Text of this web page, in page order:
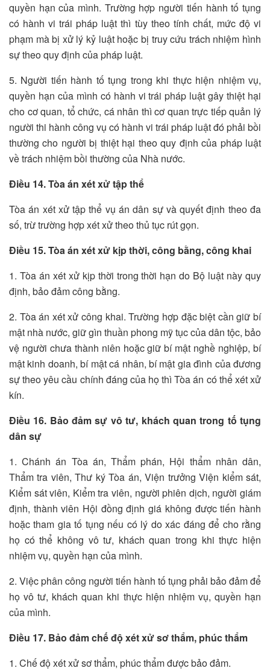
quyền hạn của mình. Trường hợp người tiến hành tố tụng
có hành vi trái pháp luật thì tùy theo tính chất, mức độ vi
phạm mà bị xử lý kỷ luật hoặc bị truy cứu trách nhiệm hình
sự theo quy định của pháp luật.
5. Người tiến hành tố tụng trong khi thực hiện nhiệm vụ,
quyền hạn của mình có hành vi trái pháp luật gây thiệt hại
cho cơ quan, tổ chức, cá nhân thì cơ quan trực tiếp quản lý
người thi hành công vụ có hành vi trái pháp luật đó phải bồi
thường cho người bị thiệt hại theo quy định của pháp luật
về trách nhiệm bồi thường của Nhà nước.
Điều 14. Tòa án xét xử tập thể
Tòa án xét xử tập thể vụ án dân sự và quyết định theo đa
số, trừ trường hợp xét xử theo thủ tục rút gọn.
Điều 15. Tòa án xét xử kịp thời, công bằng, công khai
1. Tòa án xét xử kịp thời trong thời hạn do Bộ luật này quy
định, bảo đảm công bằng.
2. Tòa án xét xử công khai. Trường hợp đặc biệt cần giữ bí
mật nhà nước, giữ gìn thuần phong mỹ tục của dân tộc, bảo
vệ người chưa thành niên hoặc giữ bí mật nghề nghiệp, bí
mật kinh doanh, bí mật cá nhân, bí mật gia đình của đương
sự theo yêu cầu chính đáng của họ thì Tòa án có thể xét xử
kín.
Điều 16. Bảo đảm sự vô tư, khách quan trong tố tụng
dân sự
1. Chánh án Tòa án, Thẩm phán, Hội thẩm nhân dân,
Thẩm tra viên, Thư ký Tòa án, Viện trưởng Viện kiểm sát,
Kiểm sát viên, Kiểm tra viên, người phiên dịch, người giám
định, thành viên Hội đồng định giá không được tiến hành
hoặc tham gia tố tụng nếu có lý do xác đáng để cho rằng
họ có thể không vô tư, khách quan trong khi thực hiện
nhiệm vụ, quyền hạn của mình.
2. Việc phân công người tiến hành tố tụng phải bảo đảm để
họ vô tư, khách quan khi thực hiện nhiệm vụ, quyền hạn
của mình.
Điều 17. Bảo đảm chế độ xét xử sơ thẩm, phúc thẩm
1. Chế độ xét xử sơ thẩm, phúc thẩm được bảo đảm.